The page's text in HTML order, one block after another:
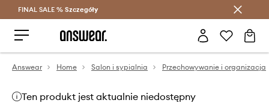
Oszczędzaj z Answear Club >
FINAL SALE % Szczegóły
Answear Home Salon i sypialnia Przechowywanie i organizacja
Ten produkt jest aktualnie niedostępny